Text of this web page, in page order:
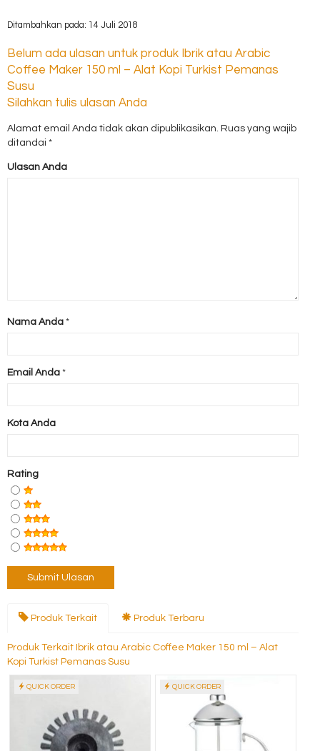
Ditambahkan pada: 14 Juli 2018
Belum ada ulasan untuk produk Ibrik atau Arabic
Coffee Maker 150 ml – Alat Kopi Turkist Pemanas
Susu
Silahkan tulis ulasan Anda
Alamat email Anda tidak akan dipublikasikan. Ruas yang wajib
ditandai *
Ulasan Anda
Nama Anda *
Email Anda *
Kota Anda
Rating
Produk Terkait Produk Terbaru
Produk Terkait Ibrik atau Arabic Coffee Maker 150 ml – Alat
Kopi Turkist Pemanas Susu
QUICK ORDER QUICK ORDER